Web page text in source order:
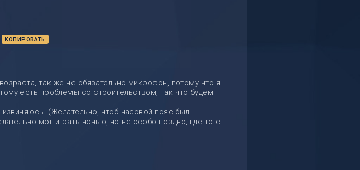
КОПИРОВАТЬ
так же не обязательно микрофон, потому что я
есть проблемы со строительством, так что будем
(Желательно, чтоб часовой пояс был
мог играть ночью, но не особо поздно, где то с